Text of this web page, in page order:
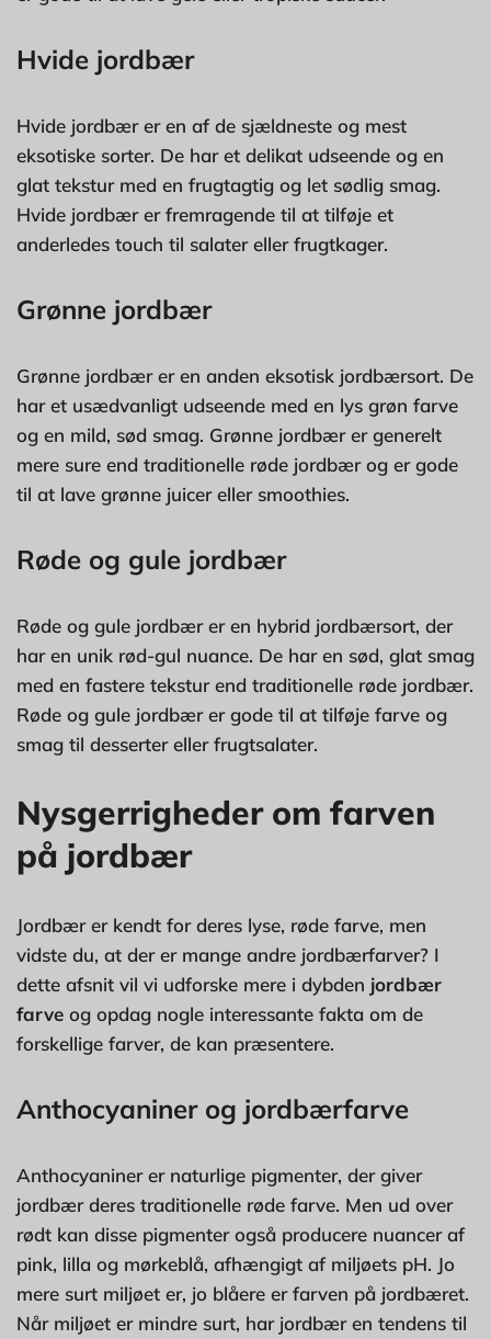
Hvide jordbær
Hvide jordbær er en af de sjældneste og mest
eksotiske sorter. De har et delikat udseende og en
glat tekstur med en frugtagtig og let sødlig smag.
Hvide jordbær er fremragende til at tilføje et
anderledes touch til salater eller frugtkager.
Grønne jordbær
Grønne jordbær er en anden eksotisk jordbærsort. De
har et usædvanligt udseende med en lys grøn farve
og en mild, sød smag. Grønne jordbær er generelt
mere sure end traditionelle røde jordbær og er gode
til at lave grønne juicer eller smoothies.
Røde og gule jordbær
Røde og gule jordbær er en hybrid jordbærsort, der
har en unik rød-gul nuance. De har en sød, glat smag
med en fastere tekstur end traditionelle røde jordbær.
Røde og gule jordbær er gode til at tilføje farve og
smag til desserter eller frugtsalater.
Nysgerrigheder om farven
på jordbær
Jordbær er kendt for deres lyse, røde farve, men
vidste du, at der er mange andre jordbærfarver? I
dette afsnit vil vi udforske mere i dybden jordbær
farve og opdag nogle interessante fakta om de
forskellige farver, de kan præsentere.
Anthocyaniner og jordbærfarve
Anthocyaniner er naturlige pigmenter, der giver
jordbær deres traditionelle røde farve. Men ud over
rødt kan disse pigmenter også producere nuancer af
pink, lilla og mørkeblå, afhængigt af miljøets pH. Jo
mere surt miljøet er, jo blåere er farven på jordbæret.
Når miljøet er mindre surt, har jordbær en tendens til